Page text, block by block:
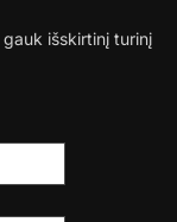
išskirtinį turinį